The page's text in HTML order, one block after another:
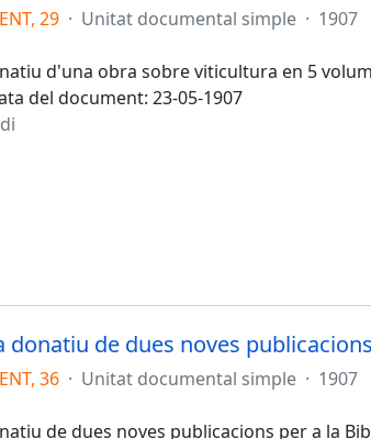
29 · Unitat documental simple · 1907
d'una obra sobre viticultura en 5
del document: 23-05-1907
donatiu de dues noves publicacions
36 · Unitat documental simple · 1907
de dues noves publicacions per a la